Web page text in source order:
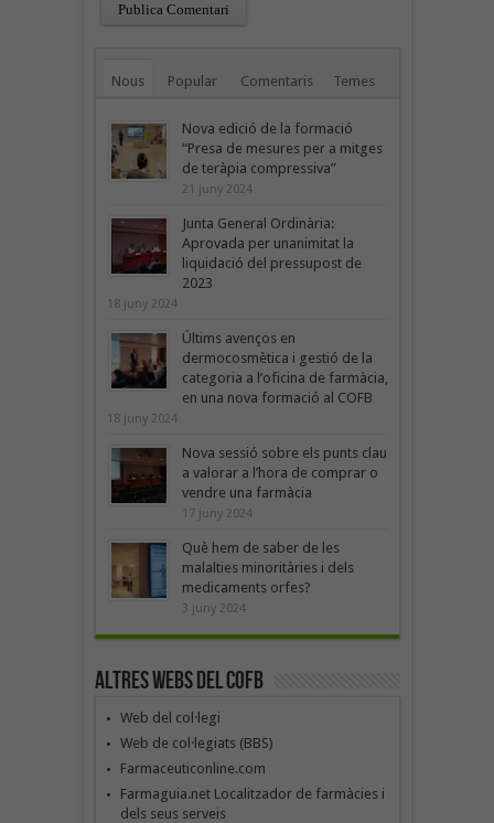
Nous Popular Comentaris Temes
Nova edició de la formació
“Presa de mesures per a mitges
de teràpia compressiva”
21 juny 2024
Junta General Ordinària:
Aprovada per unanimitat la
liquidació del pressupost de
2023
18 juny 2024
Últims avenços en
dermocosmètica i gestió de la
categoria a l’oficina de farmàcia,
en una nova formació al COFB
18 juny 2024
Nova sessió sobre els punts clau
a valorar a l’hora de comprar o
vendre una farmàcia
17 juny 2024
Què hem de saber de les
malalties minoritàries i dels
medicaments orfes?
3 juny 2024
Altres webs del COFB
Web del col·legi
Web de col·legiats (BBS)
Farmaceuticonline.com
Farmaguia.net Localitzador de farmàcies i
dels seus serveis